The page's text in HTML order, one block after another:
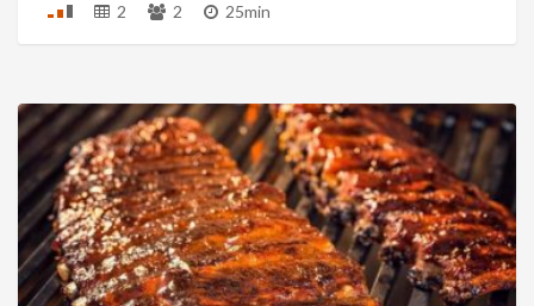
2 2 25min